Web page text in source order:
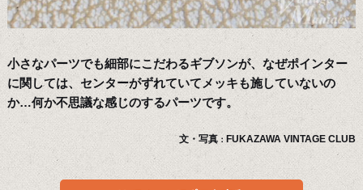
小さなパーツでも細部にこだわるギブソンが、なぜポインター
に関しては、センターがずれていてメッキも施していないの
か…何か不思議な感じのするパーツです。
文・写真 ： FUKAZAWA VINTAGE CLUB